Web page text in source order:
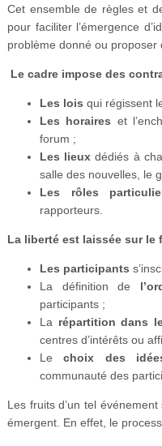
Cet ensemble de règles et
pour faciliter l’émergence
problème donné ou proposer
Le cadre impose des
Les lois qui régissent
Les horaires et
forum ;
Les lieux dédiés à
salle des nouvelles, le
Les rôles
rapporteurs.
La liberté est laissée sur le
Les participants
La définition de
participants ;
La répartition dans
centres d’intérêts ou
Lechoix des
communauté des
Les fruits d’un tel
émergent. En effet, le